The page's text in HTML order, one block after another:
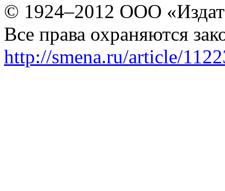
© 1924–2012 ООО
Все права охраняются
http://smena.ru/article/